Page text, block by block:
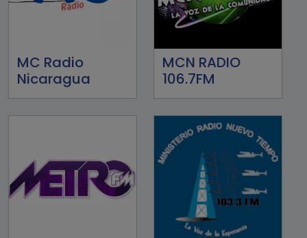
MC Radio
Nicaragua
MCN RADIO
106.7FM